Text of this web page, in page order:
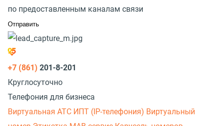
по предоставленным каналам связи
+7 (861) 201-8-201
Круглосуточно
Телефония для бизнеса
Виртуальная АТС ИПТ (IP-телефония) Виртуальный